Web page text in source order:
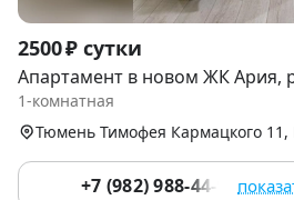
Item
1
of
2500 ₽ сутки
Апартамент в новом ЖК Ария,
1-комнатная
+7 (982) 988-44-93